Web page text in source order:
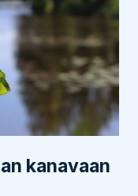
kanavaan